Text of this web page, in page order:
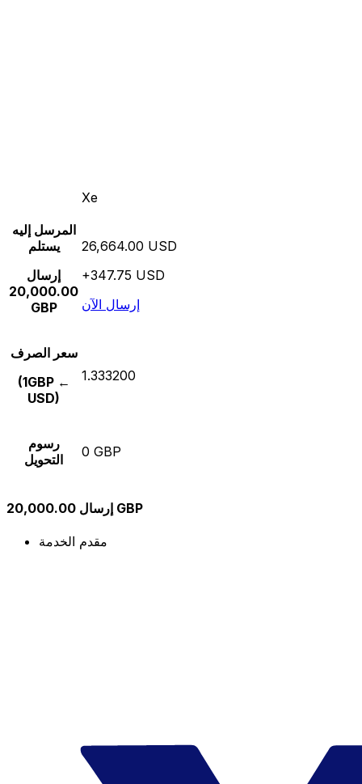
Xe
المرسل إليه
يستلم
إرسال
20,000.00
GBP
26,664.00 USD
+347.75 USD
إرسال الآن
سعر الصرف
(1GBP ←
USD)
1.333200
رسوم
التحويل
0 GBP
إرسال 20,000.00 GBP
مقدم الخدمة